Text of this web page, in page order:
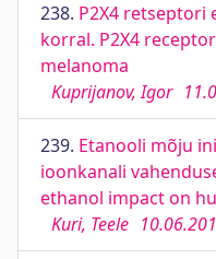
238. P2X4 retseptori
korral. P2X4
melanoma
Kuprijanov, Igor
239. Etanooli mõju
ioonkanali
ethanol impact on
Kuri, Teele